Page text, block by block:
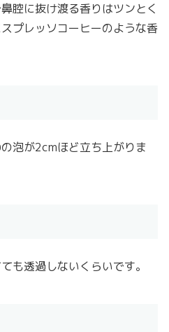
腔に抜け渡る香りはツンとく
プレッソコーヒーのような香
泡が2cmほど立ち上がりま
も透過しないくらいです。